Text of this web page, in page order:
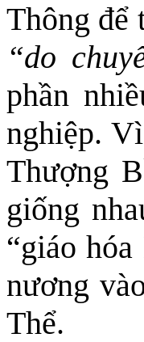
Thông để
“do
phần
nghiệp.
Thượng
giống
“giáo
nương
Thể.